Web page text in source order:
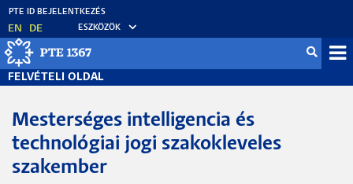
Ugrás
tartalomra
EN DE ESZKÖZÖK
FELVÉTELI OLDAL
Mesterséges intelligencia és
technológiai jogi szakokleveles
szakember